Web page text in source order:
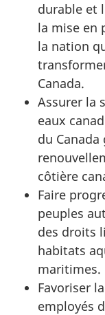
durable et
la mise en
la nation
Canada.
Assurer la
eaux
du
côtière
Faire
peuples
des droits
habitats
maritimes.
Favoriser
employés